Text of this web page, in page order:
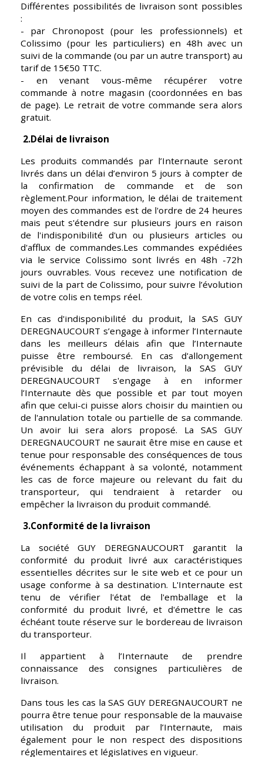
Différentes possibilités de livraison sont possibles
:
- par Chronopost (pour les professionnels) et
Colissimo (pour les particuliers) en 48h avec un
suivi de la commande (ou par un autre transport) au
tarif de 15€50 TTC.
- en venant vous-même récupérer votre
commande à notre magasin (coordonnées en bas
de page). Le retrait de votre commande sera alors
gratuit.
2.Délai de livraison
Les produits commandés par l’Internaute seront
livrés dans un délai d’environ 5 jours à compter de
la confirmation de commande et de son
règlement.Pour information, le délai de traitement
moyen des commandes est de l'ordre de 24 heures
mais peut s'étendre sur plusieurs jours en raison
de l'indisponibilité d'un ou plusieurs articles ou
d'afflux de commandes.Les commandes expédiées
via le service Colissimo sont livrés en 48h -72h
jours ouvrables. Vous recevez une notification de
suivi de la part de Colissimo, pour suivre l’évolution
de votre colis en temps réel.
En cas d'indisponibilité du produit, la SAS GUY
DEREGNAUCOURT s’engage à informer l’Internaute
dans les meilleurs délais afin que l’Internaute
puisse être remboursé. En cas d'allongement
prévisible du délai de livraison, la SAS GUY
DEREGNAUCOURT s'engage à en informer
l’Internaute dès que possible et par tout moyen
afin que celui-ci puisse alors choisir du maintien ou
de l'annulation totale ou partielle de sa commande.
Un avoir lui sera alors proposé. La SAS GUY
DEREGNAUCOURT ne saurait être mise en cause et
tenue pour responsable des conséquences de tous
événements échappant à sa volonté, notamment
les cas de force majeure ou relevant du fait du
transporteur, qui tendraient à retarder ou
empêcher la livraison du produit commandé.
3.Conformité de la livraison
La société GUY DEREGNAUCOURT garantit la
conformité du produit livré aux caractéristiques
essentielles décrites sur le site web et ce pour un
usage conforme à sa destination. L'Internaute est
tenu de vérifier l'état de l'emballage et la
conformité du produit livré, et d'émettre le cas
échéant toute réserve sur le bordereau de livraison
du transporteur.
Il appartient à l’Internaute de prendre
connaissance des consignes particulières de
livraison.
Dans tous les cas la SAS GUY DEREGNAUCOURT ne
pourra être tenue pour responsable de la mauvaise
utilisation du produit par l’Internaute, mais
également pour le non respect des dispositions
réglementaires et législatives en vigueur.